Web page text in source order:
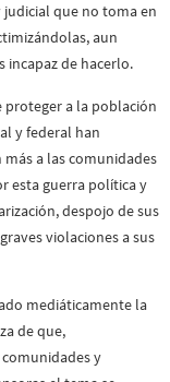
que no toma en
aun
incapaz de hacerlo.
proteger a la población
y federal han
a las comunidades
esta guerra política y
despojo de sus
violaciones a sus
mediáticamente la
de que,
y